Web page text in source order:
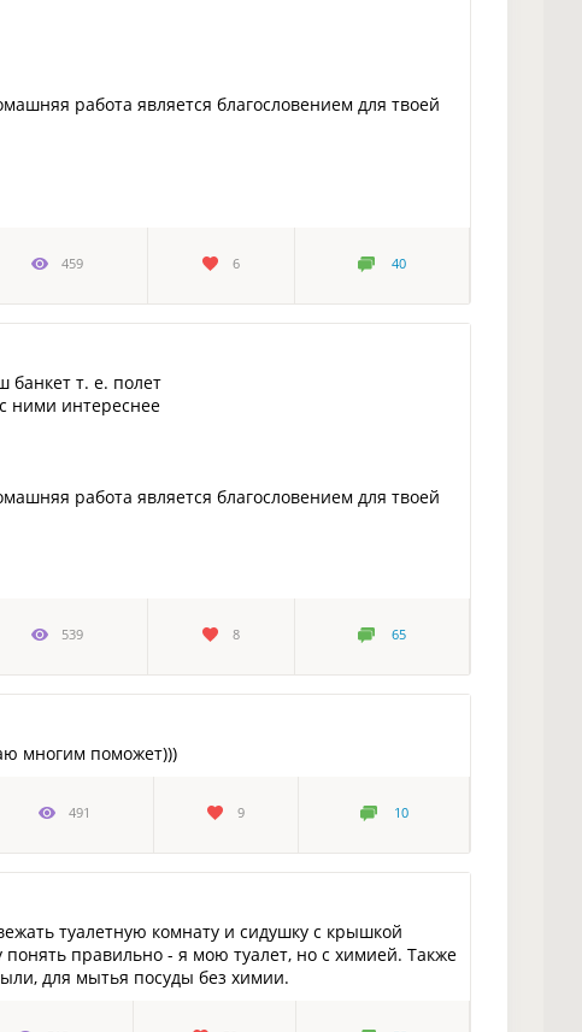
работа является благословением для твоей
459 6 40
т. е. полет
ними интереснее
работа является благословением для твоей
539 8 65
многим поможет)))
491 9 10
туалетную комнату и сидушку с крышкой
правильно - я мою туалет, но с химией. Также
для мытья посуды без химии.